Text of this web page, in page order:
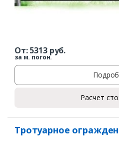
От:5313руб.
за м. погон.
Расчет
Тротуарное